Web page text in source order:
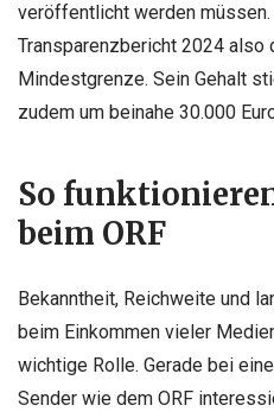
veröffentlicht werden
Transparenzbericht 2024 also
Mindestgrenze. Sein Gehalt
zudem um beinahe 30.000
So
beim ORF
Bekanntheit, Reichweite und
beim Einkommen vieler
wichtige Rolle. Gerade bei
Sender wie dem ORF